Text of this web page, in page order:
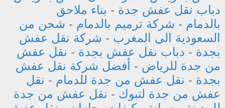
دباب نقل عفش جدة - بناء ملاحق
بالدمام - شركة ترميم بالدمام - شحن من
السعودية الى المغرب - شركة نقل عفش
بجدة - دباب نقل عفش بجدة - نقل عفش
من جدة للرياض - أفضل شركة نقل عفش
بجدة - نقل عفش من جدة للدمام - نقل
عفش من جدة لتبوك - نقل عفش من جدة